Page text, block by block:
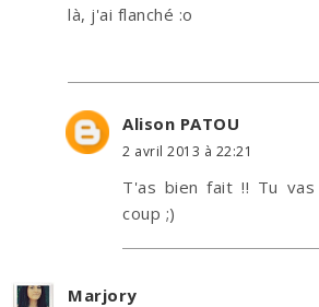
là, j'ai flanché :o
Alison PATOU
2 avril 2013 à 22:21
T'as bien fait !! Tu
coup ;)
Marjory